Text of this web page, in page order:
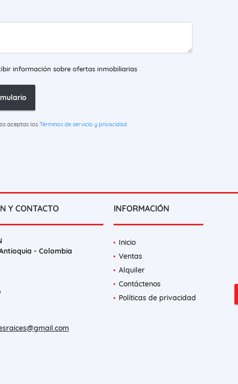
información sobre ofertas inmobiliarias
aceptas los Términos de servicio y privacidad
Y CONTACTO
- Colombia
INFORMACIÓN
Inicio
Ventas
Alquiler
Contáctenos
Políticas de privacidad